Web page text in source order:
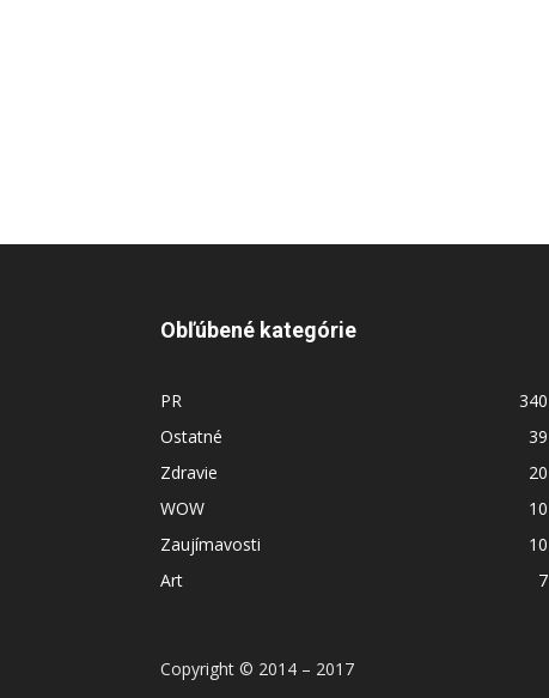
Obľúbené kategórie
PR
340
Ostatné
39
Zdravie
20
WOW
10
Zaujímavosti
10
Art
7
Copyright © 2014 – 2017